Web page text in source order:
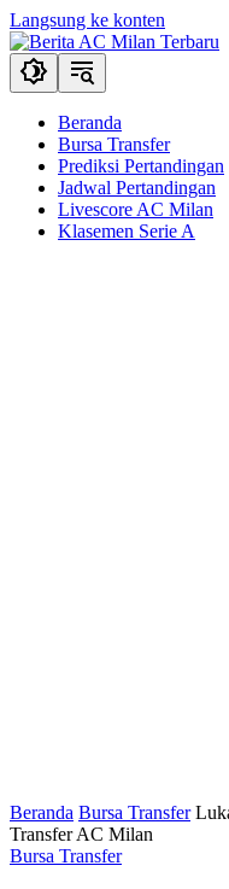
Langsung ke konten
Beranda
Bursa Transfer
Prediksi Pertandingan
Jadwal Pertandingan
Livescore AC Milan
Klasemen Serie A
Beranda Bursa Transfer
Transfer AC Milan
Bursa Transfer